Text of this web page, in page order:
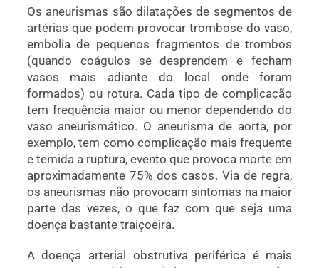
Os aneurismas são dilatações de segmentos de
artérias que podem provocar trombose do vaso,
embolia de pequenos fragmentos de trombos
(quando coágulos se desprendem e fecham
vasos mais adiante do local onde foram
formados) ou rotura. Cada tipo de complicação
tem frequência maior ou menor dependendo do
vaso aneurismático. O aneurisma de aorta, por
exemplo, tem como complicação mais frequente
e temida a ruptura, evento que provoca morte em
aproximadamente 75% dos casos. Via de regra,
os aneurismas não provocam sintomas na maior
parte das vezes, o que faz com que seja uma
doença bastante traiçoeira.
A doença arterial obstrutiva periférica é mais